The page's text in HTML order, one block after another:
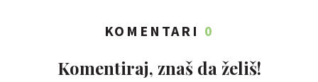
KOMENTARI 0
Komentiraj, znaš da želiš!